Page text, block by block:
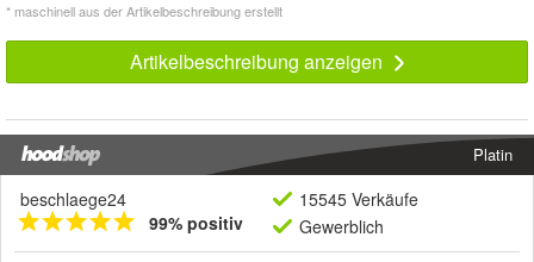
* maschinell aus der Artikelbeschreibung erstellt
Artikelbeschreibung anzeigen
Platin
beschlaege24
99% positiv
15545 Verkäufe
Gewerblich